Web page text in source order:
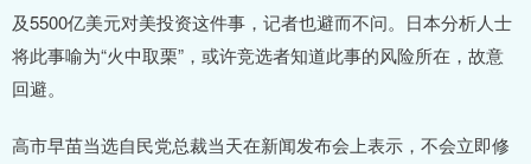
及5500亿美元对美投资这件事，记者也避而不问。日本分析人士
将此事喻为“火中取栗”，或许竞选者知道此事的风险所在，故意
回避。
高市早苗当选自民党总裁当天在新闻发布会上表示，不会立即修